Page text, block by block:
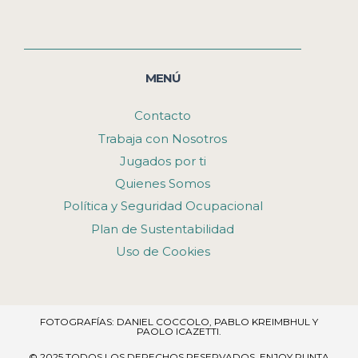
MENÚ
Contacto
Trabaja con Nosotros
Jugados por ti
Quienes Somos
Política y Seguridad Ocupacional
Plan de Sustentabilidad
Uso de Cookies
FOTOGRAFÍAS: DANIEL COCCOLO, PABLO KREIMBHUL Y
PAOLO ICAZETTI.